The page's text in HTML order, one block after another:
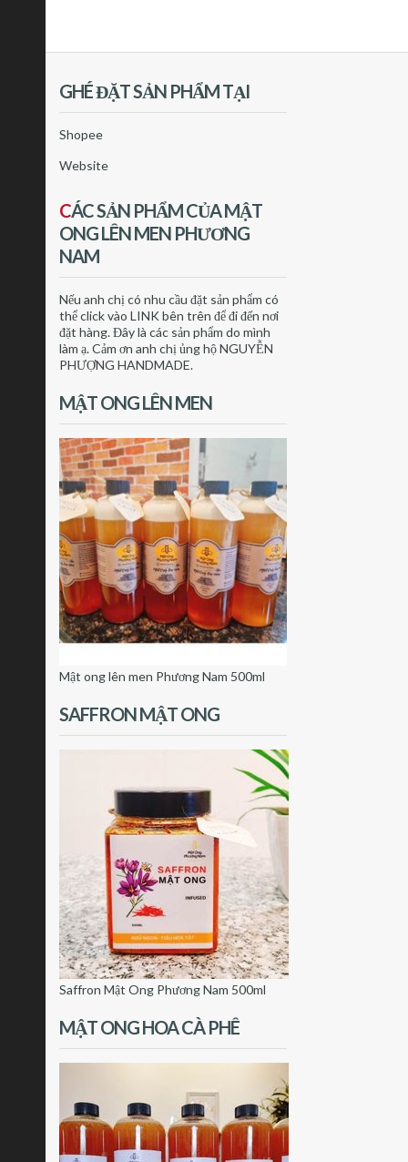
GHÉ ĐẶT SẢN PHẨM TẠI
Shopee
Website
CÁC SẢN PHẨM CỦA MẬT
ONG LÊN MEN PHƯƠNG
NAM
Nếu anh chị có nhu cầu đặt sản phẩm có
thể click vào LINK bên trên để đi đến nơi
đặt hàng. Đây là các sản phẩm do mình
làm ạ. Cảm ơn anh chị ủng hộ NGUYỄN
PHƯỢNG HANDMADE.
MẬT ONG LÊN MEN
Mật ong lên men Phương Nam 500ml
SAFFRON MẬT ONG
Saffron Mật Ong Phương Nam 500ml
MẬT ONG HOA CÀ PHÊ